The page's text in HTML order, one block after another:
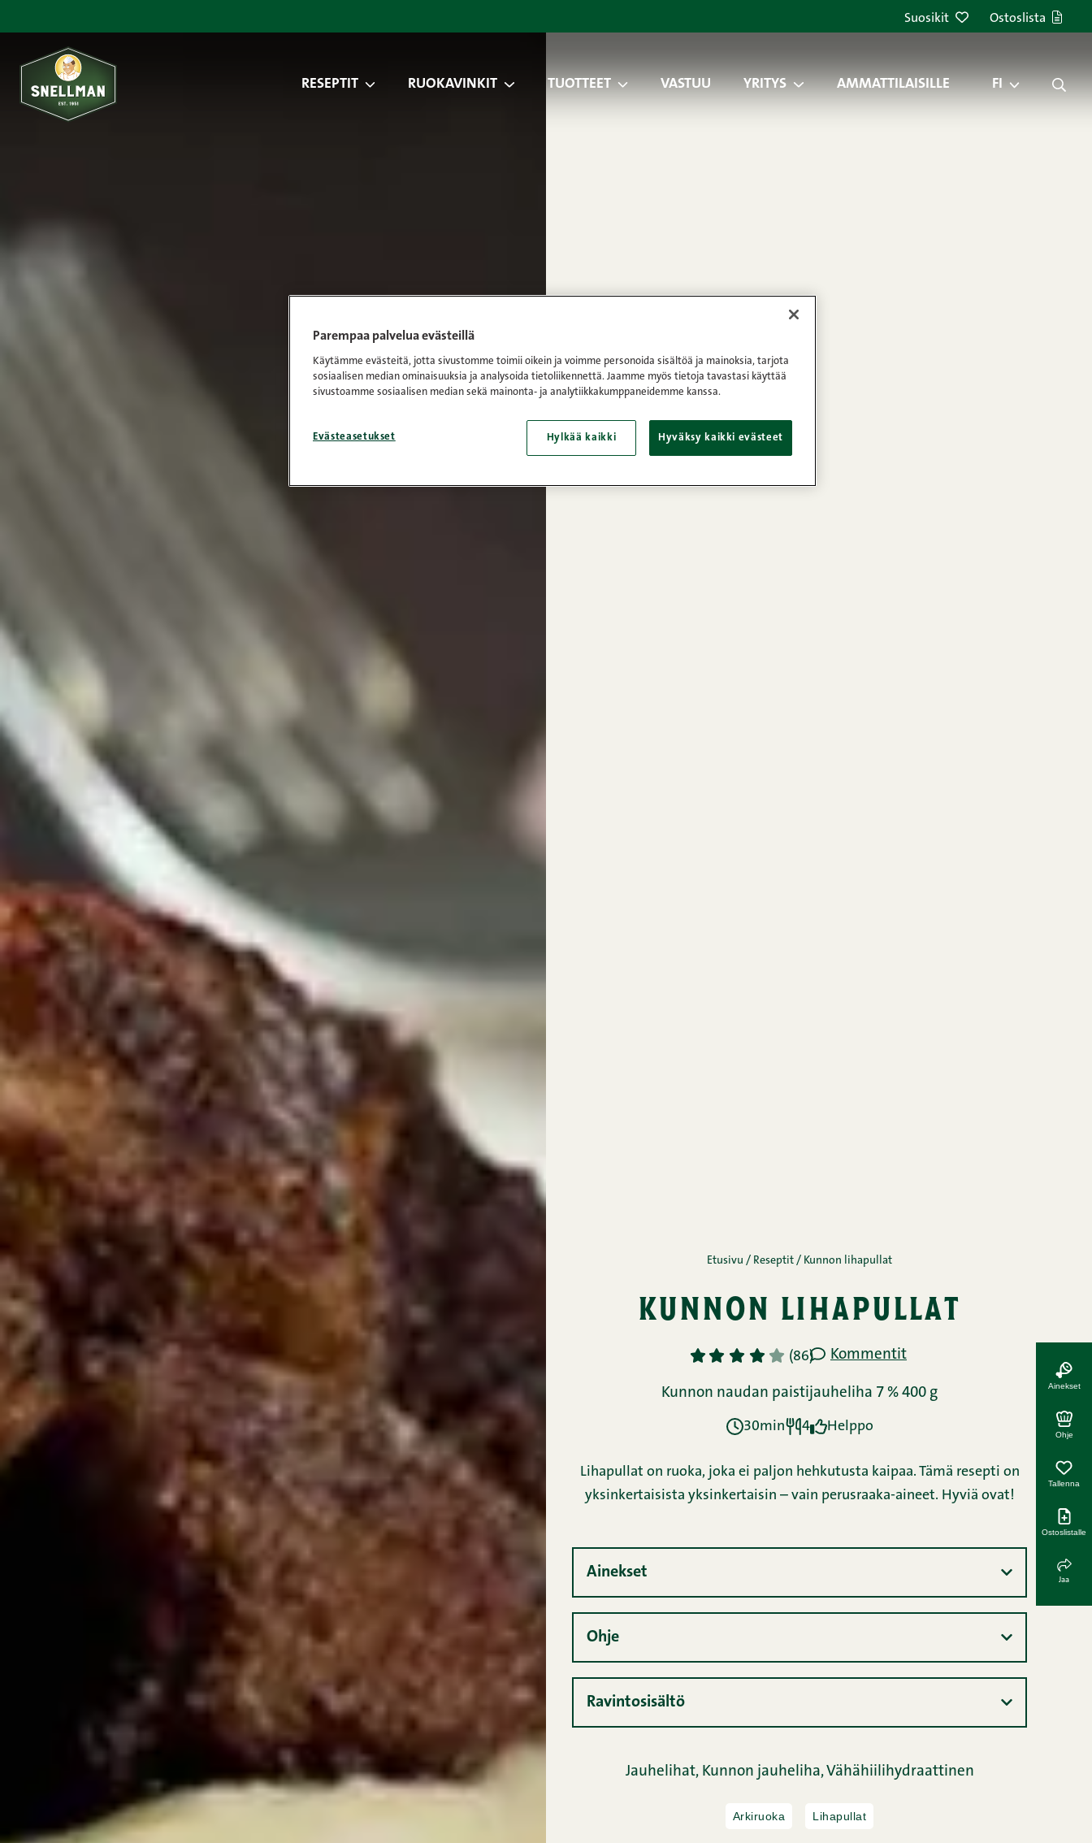
Suosikit Ostoslista
RESEPTIT RUOKAVINKIT TUOTTEET VASTUU YRITYS AMMATTILAISILLE FI
Etusivu / Reseptit / Kunnon lihapullat
kunnon lihapullat
1 2 3 4 5 (86) Kommentit
Kunnon naudan paistijauheliha 7 % 400 g
30min 4 Helppo
Lihapullat on ruoka, joka ei paljon hehkutusta kaipaa. Tämä resepti on
yksinkertaisista yksinkertaisin – vain perusraaka-aineet. Hyviä ovat!
Ainekset
Ohje
Ravintosisältö
Jauhelihat, Kunnon jauheliha,Vähähiilihydraattinen
Arkiruoka Lihapullat
Ainekset
Ohje
Tallenna
Ostoslistalle
Jaa
Parempaa palvelua evästeillä
Käytämme evästeitä, jotta sivustomme toimii oikein ja voimme personoida sisältöä ja mainoksia, tarjota
sosiaalisen median ominaisuuksia ja analysoida tietoliikennettä. Jaamme myös tietoja tavastasi käyttää
sivustoamme sosiaalisen median sekä mainonta- ja analytiikkakumppaneidemme kanssa.
Evästeasetukset Hylkää kaikki Hyväksy kaikki evästeet